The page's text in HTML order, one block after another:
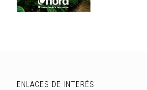
ENLACES DE INTERÉS